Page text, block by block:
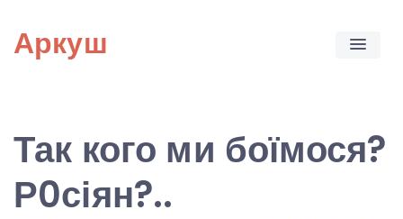
content
Аркуш
Так кого ми боїмося?
Р0сіян?..